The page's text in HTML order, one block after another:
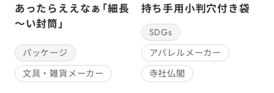
あったらええなぁ「細長
～い封筒」
パッケージ
文具・雑貨メーカー
持ち手用小判穴付き袋
SDGs
アパレルメーカー
寺社仏閣